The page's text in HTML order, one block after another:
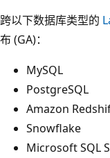
跨以下数据库类型的
布 (GA)：
MySQL
PostgreSQL
Amazon
Snowflake
Microsoft SQL